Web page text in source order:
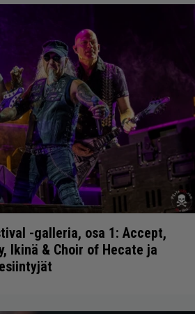
-galleria, osa 1: Accept,
Ikinä & Choir of Hecate ja